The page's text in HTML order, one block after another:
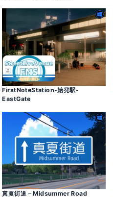
FirstNoteStation-始発駅-
EastGate
真夏街道 – Midsummer Road